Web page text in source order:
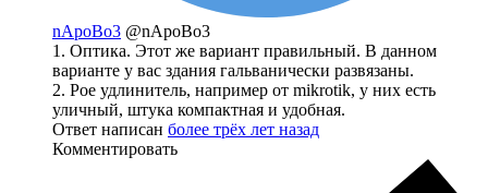
nApoBo3 @nApoBo3
1. Оптика. Этот же вариант правильный. В данном
варианте у вас здания гальванически развязаны.
2. Poe удлинитель, например от mikrotik, у них есть
уличный, штука компактная и удобная.
Ответ написан более трёх лет назад
Комментировать